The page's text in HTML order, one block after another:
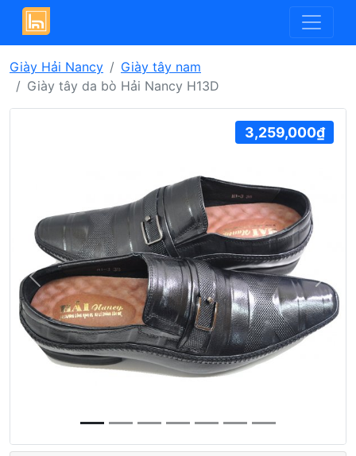
Giày Hải Nancy
Giày tây nam
Giày tây da bò Hải Nancy H13D
Previous Next
3,259,000₫